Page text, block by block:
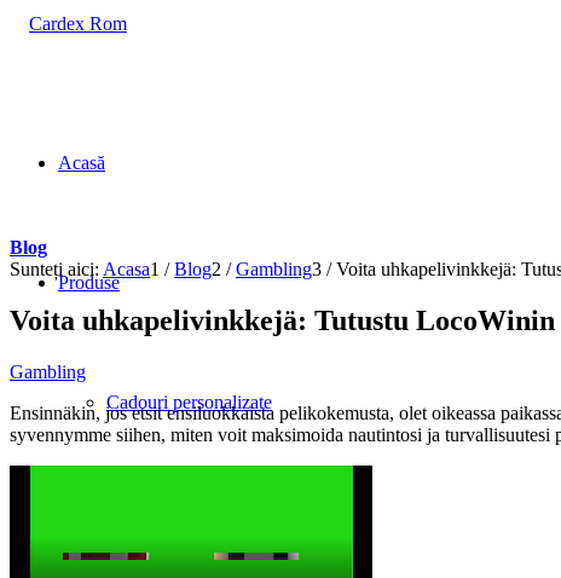
Acasă
Produse
Cadouri personalizate
Blog
Sunteți aici: Acasa1 / Blog2 / Gambling3 / Voita uhkapelivinkkejä:
Voita uhkapelivinkkejä: Tutustu
Gambling
Ensinnäkin, jos etsit ensiluokkaista pelikokemusta, olet oikeassa
syvennymme siihen, miten voit maksimoida nautintosi ja turvallisuutesi